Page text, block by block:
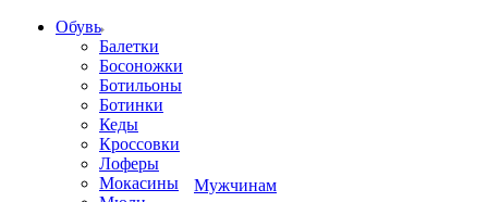
Обувь
Балетки
Босоножки
Ботильоны
Ботинки
Кеды
Кроссовки
Лоферы
Мокасины
Мужчинам